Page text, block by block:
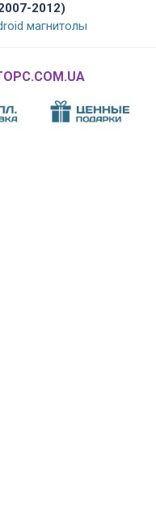
2012)
магнитолы